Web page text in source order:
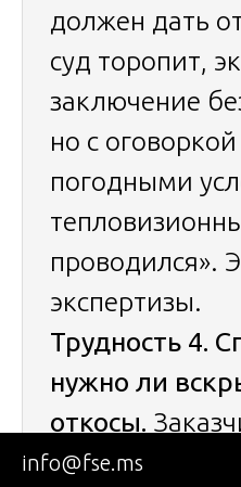
должен дать
суд торопит,
заключение
но с оговоркой
погодными
проводился».
экспертизы.
Трудность 4.
нужно ли
откосы.
портить
info@fse.ms